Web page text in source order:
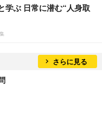
学ぶ 日常に潜む“人身取
さらに見る